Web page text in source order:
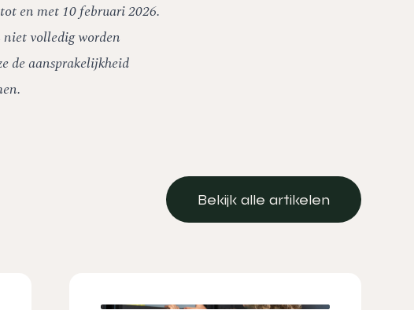
en met 10 februari 2026.
niet volledig worden
de aansprakelijkheid
Bekijk alle artikelen
Bekijk alle artikelen